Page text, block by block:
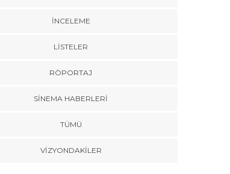
İNCELEME
LISTELER
RÖPORTAJ
SINEMA HABERLERI
TÜMÜ
VIZYONDAKILER